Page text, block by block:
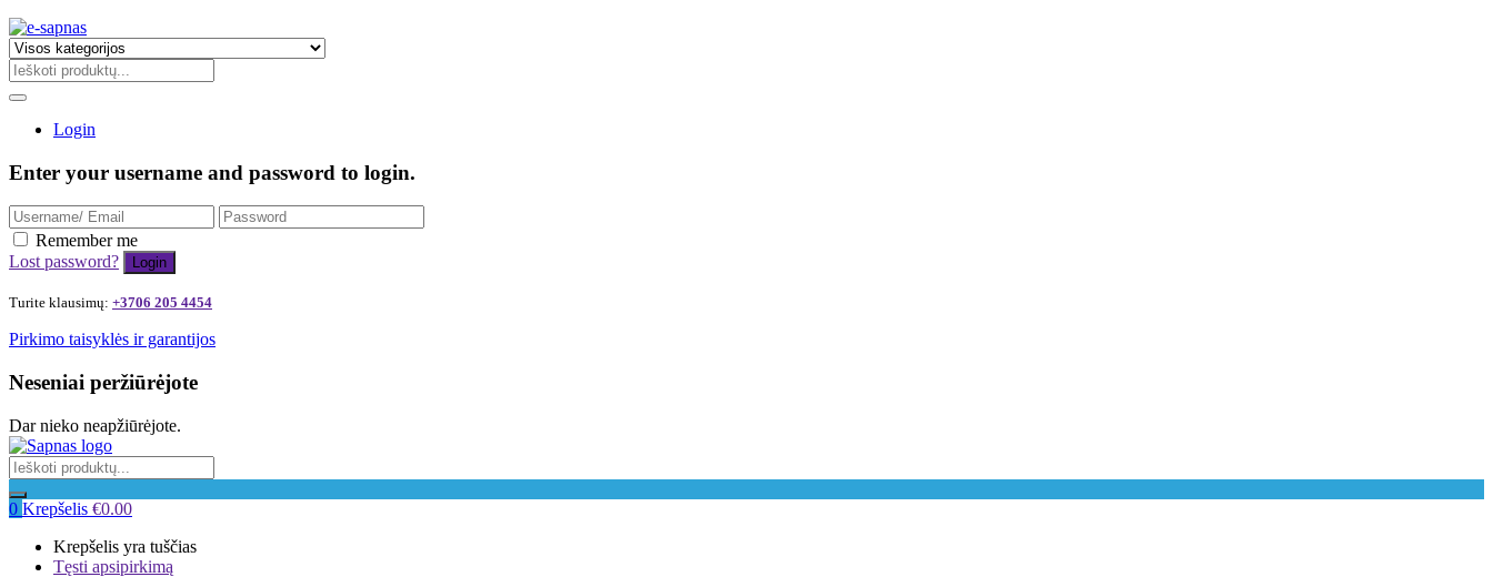
Login
Enter your username and password to login.
Remember me
Lost password?
Turite klausimų: +3706 205 4454
Pirkimo taisyklės ir garantijos
Neseniai peržiūrėjote
Dar nieko neapžiūrėjote.
0 Krepšelis €0.00
Krepšelis yra tuščias
Tęsti apsipirkimą